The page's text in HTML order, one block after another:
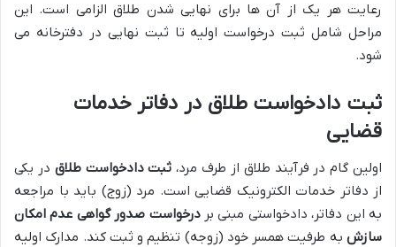
رعایت هر یک از آن ها برای نهایی شدن طلاق الزامی است. این
مراحل شامل ثبت درخواست اولیه تا ثبت نهایی در دفترخانه می
شود.
ثبت دادخواست طلاق در دفاتر خدمات
قضایی
اولین گام در فرآیند طلاق از طرف مرد، ثبت دادخواست طلاق در یکی
از دفاتر خدمات الکترونیک قضایی است. مرد (زوج) باید با مراجعه
به این دفاتر، دادخواستی مبنی بردرخواست صدور گواهی عدم امکان
سازش به طرفیت همسر خود (زوجه) تنظیم و ثبت کند. مدارک اولیه